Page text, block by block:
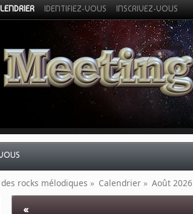
IDENTIFIEZ-VOUS INSCRIVEZ-VOUS
rocks mélodiques » Calendrier » Août 2026
«